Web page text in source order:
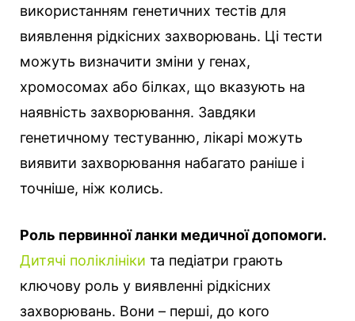
використанням генетичних тестів для
виявлення рідкісних захворювань. Ці тести
можуть визначити зміни у генах,
хромосомах або білках, що вказують на
наявність захворювання. Завдяки
генетичному тестуванню, лікарі можуть
виявити захворювання набагато раніше і
точніше, ніж колись.
Роль первинної ланки медичної допомоги.
Дитячі поліклініки та педіатри грають
ключову роль у виявленні рідкісних
захворювань. Вони – перші, до кого